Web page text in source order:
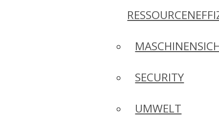
SECURITY
UMWELT